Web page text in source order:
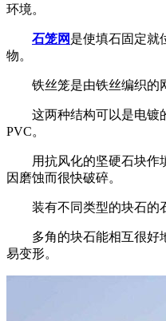
环境。
石笼网是使填石固定就
物。
铁丝笼是由铁丝编织的
这两种结构可以是电镀
PVC。
用抗风化的坚硬石块作
因磨蚀而很快破碎。
装有不同类型的块石的
多角的块石能相互很好
易变形。